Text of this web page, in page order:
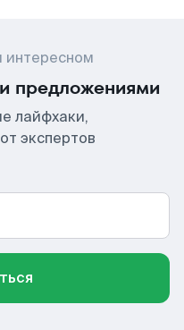
интересном
предложениями
лайфхаки,
экспертов